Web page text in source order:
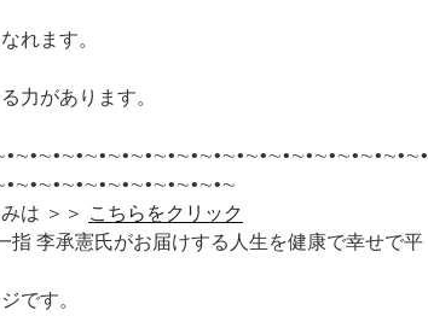
れます。
力があります。
は ＞＞ こちらをクリック
指 李承憲氏がお届けする人生を健康で幸せで平
です。